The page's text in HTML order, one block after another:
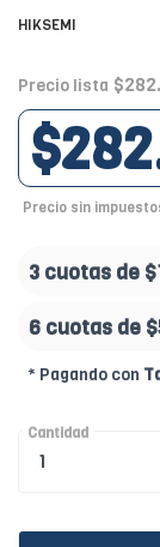
HIKSEMI
Precio lista
Precio sin
3 cuotas de
6 cuotas de
* Pagando con
Cantidad